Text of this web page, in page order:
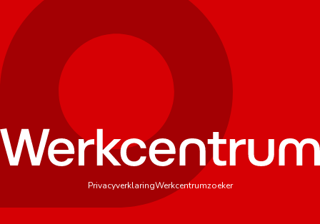
PrivacyverklaringWerkcentrumzoeker